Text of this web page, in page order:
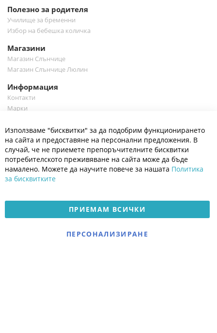
Полезно за родителя
Училище за бременни
Избор на бебешка количка
Магазини
Магазин Слънчице
Магазин Слънчице Люлин
Информация
Контакти
Марки
Полезно
Общи условия
Политика за поверителност
Платформа за OPC
Доставка и плащане
Електронен магазин
разработен и поддържан
Използваме "бисквитки" за да подобрим функционирането
на сайта и предоставяне на персонални предложения. В
случай, че не приемете препоръчителните бисквитки
потребителското преживяване на сайта може да бъде
намалено. Можете да научите повече за нашата Политика
за бисквитките
ПРИЕМАМ ВСИЧКИ
ПЕРСОНАЛИЗИРАНЕ